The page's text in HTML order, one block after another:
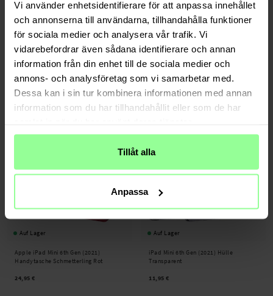
Vi använder enhetsidentifierare för att anpassa innehållet
och annonserna till användarna, tillhandahålla funktioner
för sociala medier och analysera vår trafik. Vi
vidarebefordrar även sådana identifierare och annan
information från din enhet till de sociala medier och
annons- och analysföretag som vi samarbetar med.
Dessa kan i sin tur kombinera informationen med annan
information som du har tillhandahållit eller som de har
Tillåt alla
Anpassa
Wieder auf Lager 2026-08-18
iPad Mini 6th Gen (2021) Stoßfeste
Hybrid-Hülle schwarz
27,95 €
Auf Lager
Apple iPad Mini 6th Gen (2021)
Handytasche Schmetterling Lila
24,95 €
Auf Lager
Apple iPad Mini 6th Gen (2021)
Handytasche Schmetterling Rot
24,95 €
Auf Lager
iPad Mini 6th Gen (2021) Hülle
Transparent
11,95 €